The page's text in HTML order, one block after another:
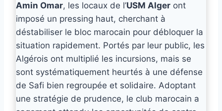
Amin Omar, les locaux de l’USM Alger ont
imposé un pressing haut, cherchant à
déstabiliser le bloc marocain pour débloquer la
situation rapidement. Portés par leur public, les
Algérois ont multiplié les incursions, mais se
sont systématiquement heurtés à une défense
de Safi bien regroupée et solidaire. Adoptant
une stratégie de prudence, le club marocain a